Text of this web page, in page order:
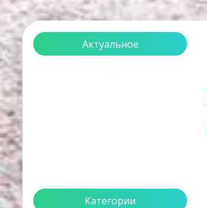
Актуальное
Категории